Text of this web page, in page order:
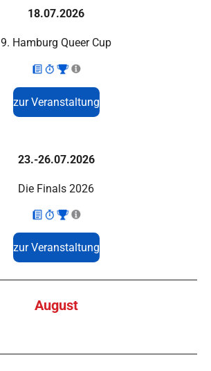
18.07.2026
9. Hamburg Queer Cup
zur Veranstaltung
23.-26.07.2026
Die Finals 2026
zur Veranstaltung
August